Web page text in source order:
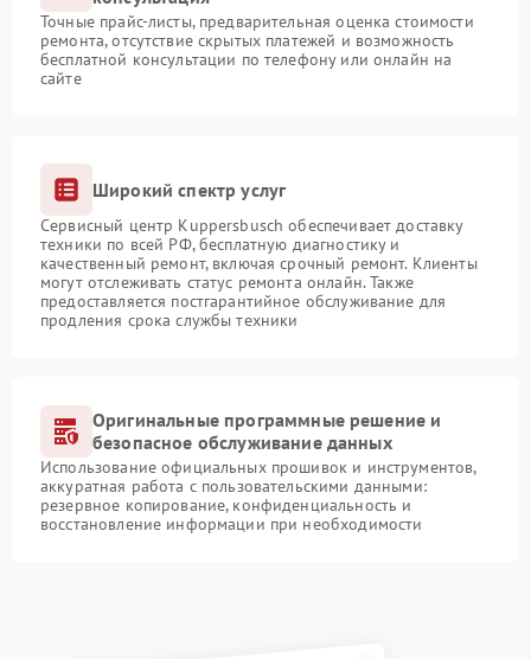
Точные прайс-листы, предварительная оценка стоимости
ремонта, отсутствие скрытых платежей и возможность
бесплатной консультации по телефону или онлайн на
сайте
Широкий спектр услуг
Сервисный центр Kuppersbusch обеспечивает доставку
техники по всей РФ, бесплатную диагностику и
качественный ремонт, включая срочный ремонт. Клиенты
могут отслеживать статус ремонта онлайн. Также
предоставляется постгарантийное обслуживание для
продления срока службы техники
Оригинальные программные решение и
безопасное обслуживание данных
Использование официальных прошивок и инструментов,
аккуратная работа с пользовательскими данными:
резервное копирование, конфиденциальность и
восстановление информации при необходимости